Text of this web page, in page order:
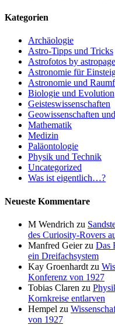
Kategorien
Archäologie
Astro-Tipps und Tricks
Astrofotos by
Astronomie für
Astronomie und
Biologie und Evolution
Geisteswissenschaften
Geowissenschaften
Mathematik
Medizin
Paläontologie
Physik und Technik
Uncategorized
Was ist eigentlich…?
Neueste Kommentare
M Wendrich zu
des Curiosity-Rovers
Manfred Geierzu Das
ein Dreifachsystem
Kay Groenhardt zu
Konferenz von 1927
Tobias Claren zu
Kornkreise entlarven
Hempel zu
von 1927